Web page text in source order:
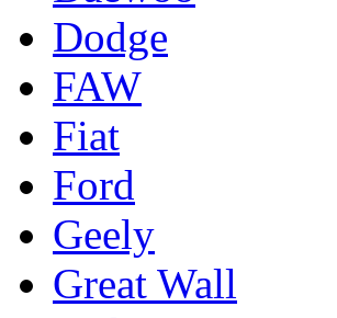
Dodge
FAW
Fiat
Ford
Geely
Great Wall